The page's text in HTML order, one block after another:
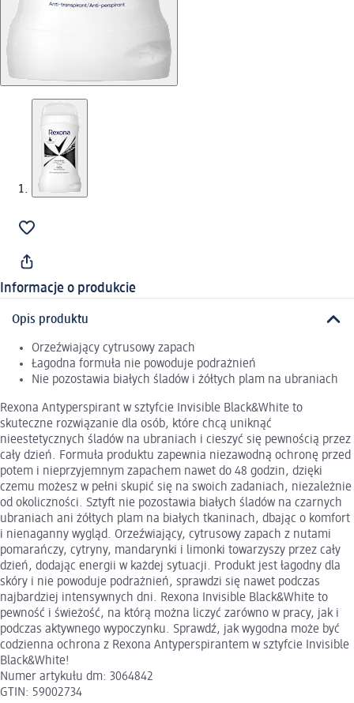
Informacje o produkcie
Opis produktu
Orzeźwiający cytrusowy zapach
Łagodna formuła nie powoduje podrażnień
Nie pozostawia białych śladów i żółtych plam na ubraniach
Rexona Antyperspirant w sztyfcie Invisible Black&White to
skuteczne rozwiązanie dla osób, które chcą uniknąć
nieestetycznych śladów na ubraniach i cieszyć się pewnością przez
cały dzień. Formuła produktu zapewnia niezawodną ochronę przed
potem i nieprzyjemnym zapachem nawet do 48 godzin, dzięki
czemu możesz w pełni skupić się na swoich zadaniach, niezależnie
od okoliczności. Sztyft nie pozostawia białych śladów na czarnych
ubraniach ani żółtych plam na białych tkaninach, dbając o komfort
i nienaganny wygląd. Orzeźwiający, cytrusowy zapach z nutami
pomarańczy, cytryny, mandarynki i limonki towarzyszy przez cały
dzień, dodając energii w każdej sytuacji. Produkt jest łagodny dla
skóry i nie powoduje podrażnień, sprawdzi się nawet podczas
najbardziej intensywnych dni. Rexona Invisible Black&White to
pewność i świeżość, na którą można liczyć zarówno w pracy, jak i
podczas aktywnego wypoczynku. Sprawdź, jak wygodna może być
codzienna ochrona z Rexona Antyperspirantem w sztyfcie Invisible
Black&White!
Numer artykułu dm: 3064842
GTIN: 59002734